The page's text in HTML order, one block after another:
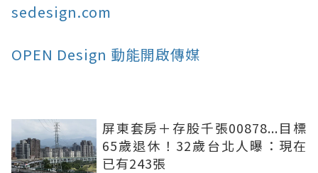
sedesign.com
OPEN Design 動能開啟傳媒
屏東套房＋存股千張00878...目標
65歲退休！32歲台北人曝：現在
已有243張